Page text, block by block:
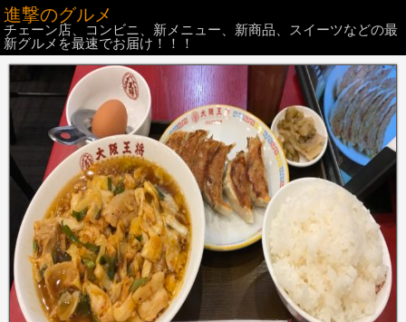
進撃のグルメ
チェーン店、コンビニ、新メニュー、新商品、スイーツなどの最
新グルメを最速でお届け！！！